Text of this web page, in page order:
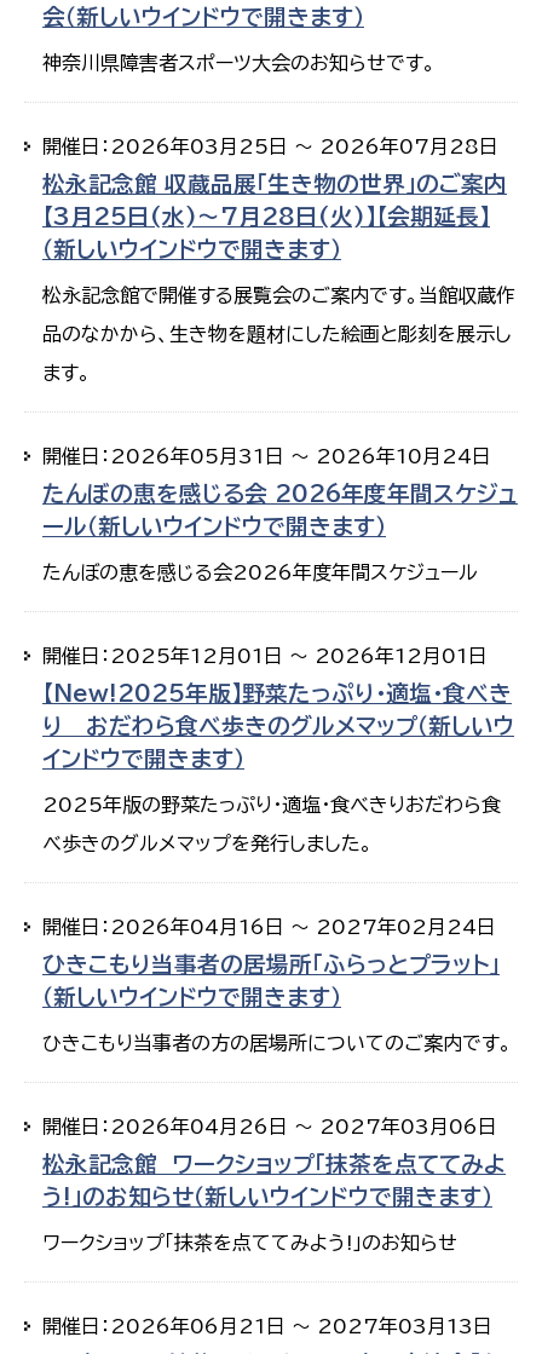
会（新しいウインドウで開きます）
神奈川県障害者スポーツ大会のお知らせです。
開催日：2026年03月25日 ～ 2026年07月28日
松永記念館 収蔵品展「生き物の世界」のご案内
【3月25日(水)～7月28日(火)】【会期延長】
（新しいウインドウで開きます）
松永記念館で開催する展覧会のご案内です。当館収蔵作
品のなかから、生き物を題材にした絵画と彫刻を展示し
ます。
開催日：2026年05月31日 ～ 2026年10月24日
たんぼの恵を感じる会 2026年度年間スケジュ
ール（新しいウインドウで開きます）
たんぼの恵を感じる会2026年度年間スケジュール
開催日：2025年12月01日 ～ 2026年12月01日
【New!2025年版】野菜たっぷり・適塩・食べき
り おだわら食べ歩きのグルメマップ（新しいウ
インドウで開きます）
2025年版の野菜たっぷり・適塩・食べきりおだわら食
べ歩きのグルメマップを発行しました。
開催日：2026年04月16日 ～ 2027年02月24日
ひきこもり当事者の居場所「ふらっとプラット」
（新しいウインドウで開きます）
ひきこもり当事者の方の居場所についてのご案内です。
開催日：2026年04月26日 ～ 2027年03月06日
松永記念館 ワークショップ「抹茶を点ててみよ
う!」のお知らせ（新しいウインドウで開きます）
ワークショップ「抹茶を点ててみよう!」のお知らせ
開催日：2026年06月21日 ～ 2027年03月13日